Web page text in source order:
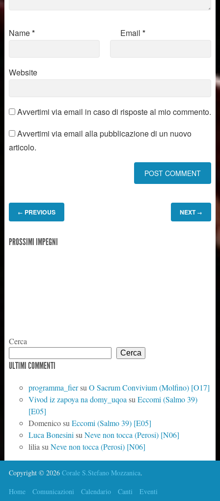
Name* Email *
Website
Avvertimi via email in caso di risposte al mio commento.
Avvertimi via email alla pubblicazione di un nuovo
articolo.
← PREVIOUS NEXT →
PROSSIMI IMPEGNI
Cerca
Cerca
ULTIMI COMMENTI
programma_fiersuO Sacrum Convivium (Molfino) [O17]
Vivod iz zapoya na domy_uqoasuEccomi (Salmo 39)
[E05]
DomenicosuEccomi (Salmo 39) [E05]
Luca BonesinisuNeve non tocca (Perosi) [N06]
liliasuNeve non tocca (Perosi) [N06]
Copyright © 2026 Corale S.Stefano Mozzanica.
Home
Comunicazioni Calendario Canti
Eventi